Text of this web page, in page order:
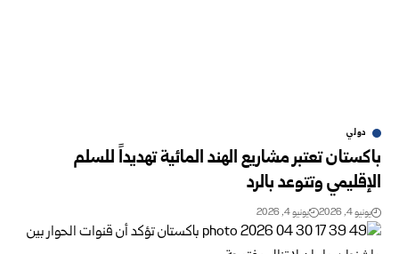
دولي
باكستان تعتبر مشاريع الهند المائية تهديداً للسلم
الإقليمي وتتوعد بالرد
يونيو 4, 2026 يونيو 4, 2026